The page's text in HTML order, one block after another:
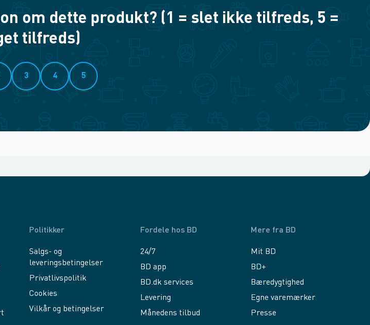
om dette produkt? (1 = slet ikke tilfreds, 5 =
tilfreds)
3 4 5
Politikker
Salgs- og
leveringsbetingelser
Privatlivspolitik
Cookies
Vilkår og betingelser
Fordele hos BD
24/7
BD app
BD.dk services
Levering
Månedens tilbud
Mere fra BD
Mit BD
BD+
Bæredygtighed
Egne varemærker
Presse